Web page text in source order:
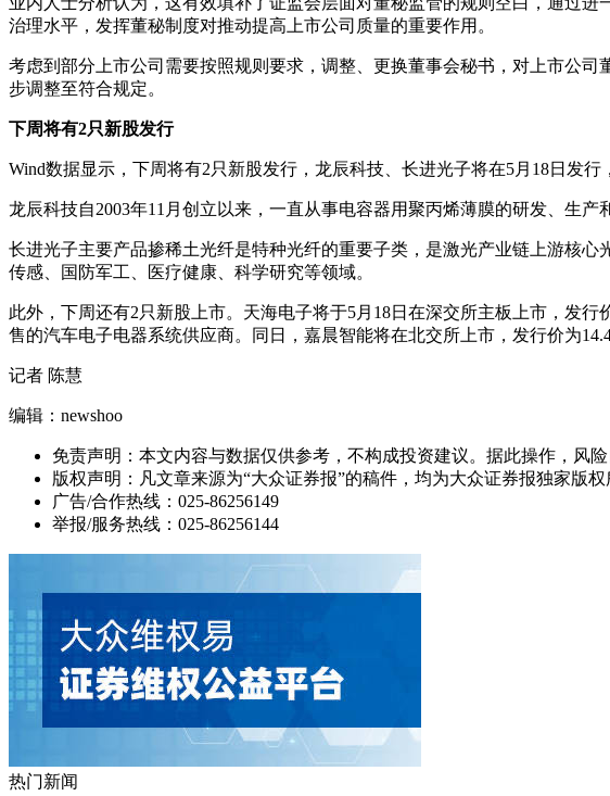
治理水平，发挥董秘制度对推动提高上市公司质量的重要作用。
考虑到部分上市公司需要按照规则要求，调整、更换董事会秘书，对上市公
步调整至符合规定。
下周将有2只新股发行
Wind数据显示，下周将有2只新股发行，龙辰科技、长进光子将在5月18日发行
龙辰科技自2003年11月创立以来，一直从事电容器用聚丙烯薄膜的研发、生
长进光子主要产品掺稀土光纤是特种光纤的重要子类，是激光产业链上游核
传感、国防军工、医疗健康、科学研究等领域。
此外，下周还有2只新股上市。天海电子将于5月18日在深交所主板上市，发
售的汽车电子电器系统供应商。同日，嘉晨智能将在北交所上市，发行价为
记者 陈慧
编辑：newshoo
免责声明：本文内容与数据仅供参考，不构成投资建议。据此操作，风险
版权声明：凡文章来源为“大众证券报”的稿件，均为大众证券报独家版
广告/合作热线：025-86256149
举报/服务热线：025-86256144
热门新闻